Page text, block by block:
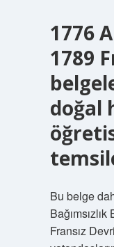
1776
1789
doğal
Bu belge
Fransız